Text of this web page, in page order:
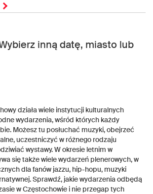
inną datę, miasto lub
działa wiele instytucji kulturalnych
wydarzenia, wśród których każdy
Możesz tu posłuchać muzyki, obejrzeć
uczestniczyć w różnego rodzaju
wystawy. W okresie letnim w
się także wiele wydarzeń plenerowych, w
dla fanów jazzu, hip-hopu, muzyki
Sprawdź, jakie wydarzenia odbędą
w Częstochowie i nie przegap tych